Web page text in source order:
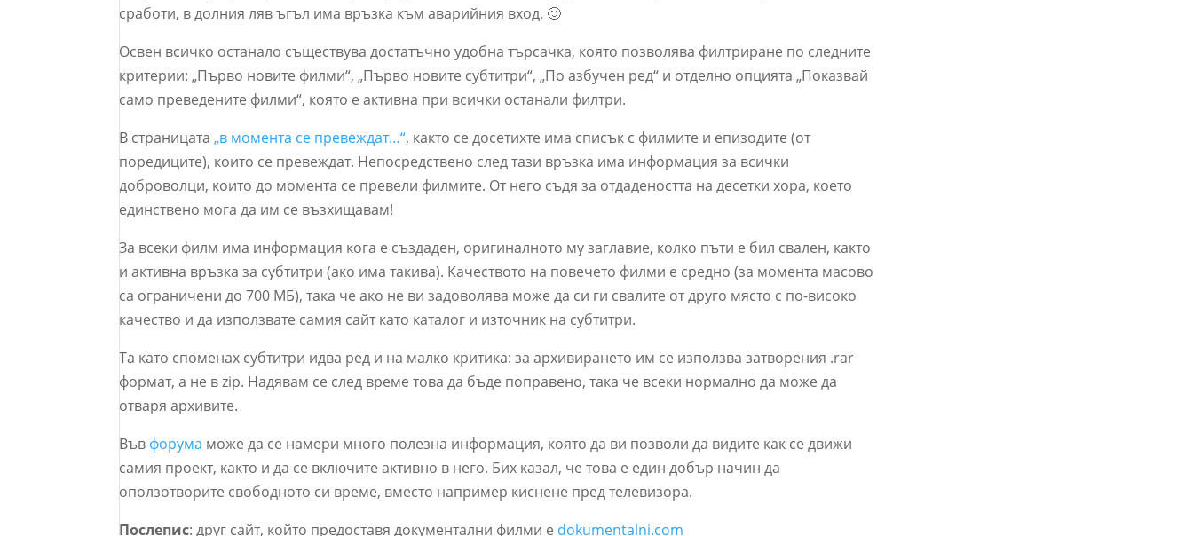
сработи, в долния ляв ъгъл има връзка към аварийния вход. 🙂
Освен всичко останало съществува достатъчно удобна търсачка, която позволява филтриране по следните
критерии: „Първо новите филми“, „Първо новите субтитри“, „По азбучен ред“ и отделно опцията „Показвай
само преведените филми“, която е активна при всички останали филтри.
В страницата„в момента се превеждат…“, както се досетихте има списък с филмите и епизодите (от
поредиците), които се превеждат. Непосредствено след тази връзка има информация за всички
доброволци, които до момента се превели филмите. От него съдя за отдадеността на десетки хора, което
единствено мога да им се възхищавам!
За всеки филм има информация кога е създаден, оригиналното му заглавие, колко пъти е бил свален, както
и активна връзка за субтитри (ако има такива). Качеството на повечето филми е средно (за момента масово
са ограничени до 700 МБ), така че ако не ви задоволява може да си ги свалите от друго място с по-високо
качество и да използвате самия сайт като каталог и източник на субтитри.
Та като споменах субтитри идва ред и на малко критика: за архивирането им се използва затворения .rar
формат, а не в zip. Надявам се след време това да бъде поправено, така че всеки нормално да може да
отваря архивите.
Във форума може да се намери много полезна информация, която да ви позволи да видите как се движи
самия проект, както и да се включите активно в него. Бих казал, че това е един добър начин да
оползотворите свободното си време, вместо например киснене пред телевизора.
Послепис: друг сайт, който предоставя документални филми е dokumentalni.com